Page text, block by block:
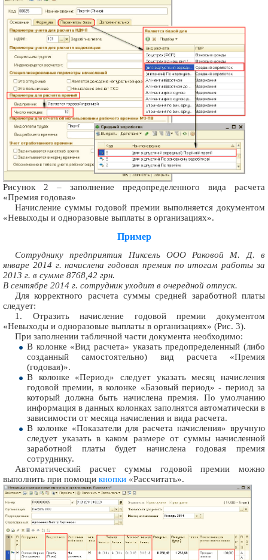
Рисунок 2 – заполнение предопределенного вида расчета
«Премия годовая»
Начисление суммы годовой премии выполняется документом
«Невыходы и одноразовые выплаты в организациях».
Пример
Сотруднику предприятия Пиксель ООО Раковой М. Д. в
январе 2014 г. начислена годовая премия по итогам работы за
2013 г. в сумме 8768,42 грн.
В сентябре 2014 г. сотрудник уходит в очередной отпуск.
Для корректного расчета суммы средней заработной платы
следует:
1. Отразить начисление годовой премии документом
«Невыходы и одноразовые выплаты в организациях» (Рис. 3).
При заполнении табличной части документа необходимо:
В колонке «Вид расчета» указать предопределенный (либо
созданный самостоятельно) вид расчета «Премия
(годовая)».
В колонке «Период» следует указать месяц начисления
годовой премии, в колонке «Базовый период» - период за
который должна быть начислена премия. По умолчанию
информация в данных колонках заполнятся автоматически в
зависимости от месяца начисления и вида расчета.
В колонке «Показатели для расчета начисления» вручную
следует указать в каком размере от суммы начисленной
заработной платы будет начислена годовая премия
сотруднику.
Автоматический расчет суммы годовой премии можно
выполнить при помощи кнопки «Рассчитать».